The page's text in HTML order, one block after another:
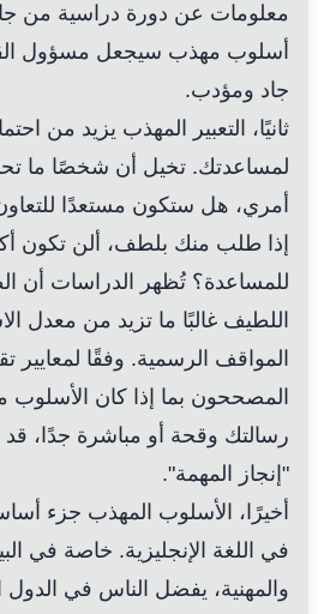
معلومات عن دورة دراسية من
أسلوب مهذب سيجعل مسؤول
جاد ومؤدب.
ثانيًا، التعبير المهذب يزيد من
لمساعدتك. تخيل أن شخصًا ما
أمري، هل ستكون مستعدًا
إذا طلب منك بلطف، ألن تكون
للمساعدة؟ تُظهر الدراسات أن
اللطيف غالبًا ما تزيد من معدل
المواقف الرسمية. وفقًا لمعايير
المصححون بما إذا كان الأسلوب
رسالتك وقحة أو مباشرة جدًا،
"إنجاز المهمة".
أخيرًا، الأسلوب المهذب جزء
في اللغة الإنجليزية. خاصة في
والمهنية، يفضل الناس في الدول